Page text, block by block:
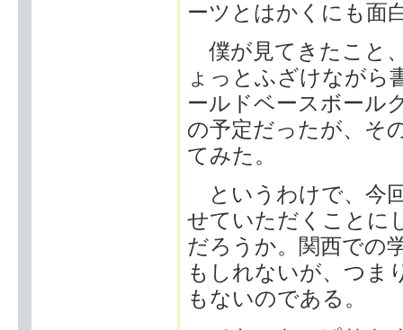
ーツとはかくにも面
僕が見てきたこと
ょっとふざけながら
ールドベースボール
の予定だったが、そ
てみた。
というわけで、今
せていただくことに
だろうか。関西での
もしれないが、つま
もないのである。